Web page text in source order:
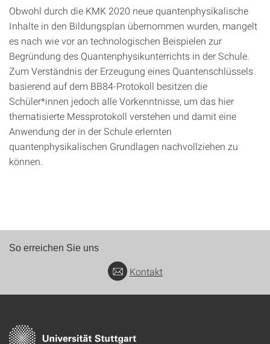
Obwohl durch die KMK 2020 neue quantenphysikalische
Inhalte in den Bildungsplan übernommen wurden, mangelt
es nach wie vor an technologischen Beispielen zur
Begründung des Quantenphysikunterrichts in der Schule.
Zum Verständnis der Erzeugung eines Quantenschlüssels
basierend auf dem BB84-Protokoll besitzen die
Schüler*innen jedoch alle Vorkenntnisse, um das hier
thematisierte Messprotokoll verstehen und damit eine
Anwendung der in der Schule erlernten
quantenphysikalischen Grundlagen nachvollziehen zu
können.
So erreichen Sie uns
Kontakt